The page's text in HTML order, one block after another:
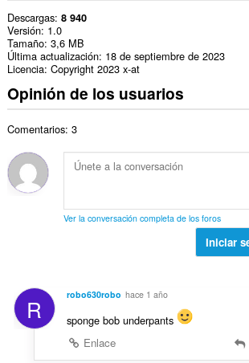
Descargas 8 940
Versión 1.0
Tamaño 3,6 MB
Última actualización 18 de septiembre de 2023
Licencia Copyright 2023 x-at
Opinión de los usuarios
Comentarios: 3
Ver la conversación completa de los foros
Iniciar
R robo630robo hace 1 año
sponge bob underpants
Enlace